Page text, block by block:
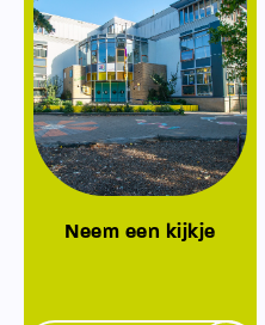
Neem een kijkje